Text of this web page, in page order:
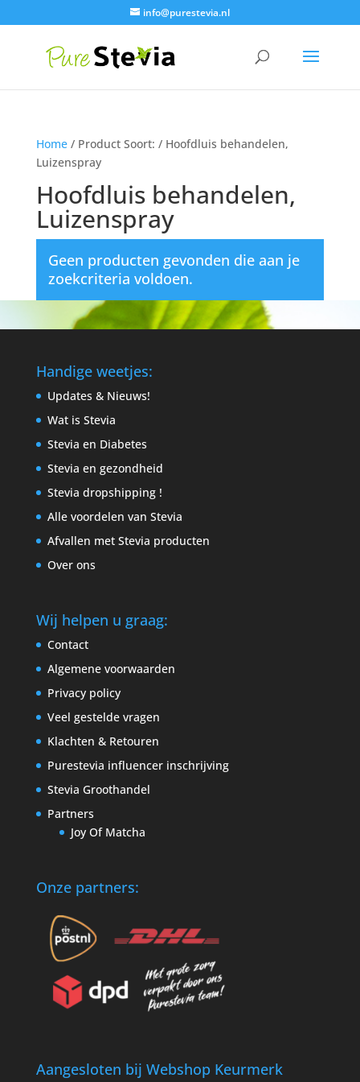
info@purestevia.nl
Home/ Product Soort: / Hoofdluis behandelen,
Luizenspray
Hoofdluis behandelen,
Luizenspray
Geen producten gevonden die aan je
zoekcriteria voldoen.
Handige weetjes:
Updates & Nieuws!
Wat is Stevia
Stevia en Diabetes
Stevia en gezondheid
Stevia dropshipping !
Alle voordelen van Stevia
Afvallen met Stevia producten
Over ons
Wij helpen u graag:
Contact
Algemene voorwaarden
Privacy policy
Veel gestelde vragen
Klachten & Retouren
Purestevia influencer inschrijving
Stevia Groothandel
Partners
Joy Of Matcha
Onze partners:
Aangesloten bij Webshop Keurmerk